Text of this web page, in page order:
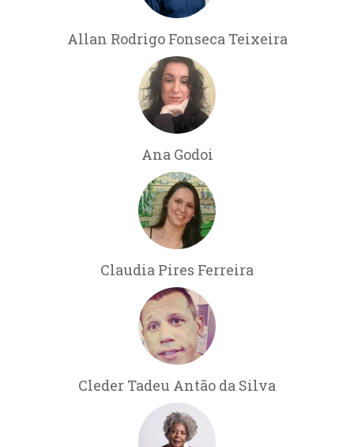
Allan Rodrigo Fonseca Teixeira
Ana Godoi
Claudia Pires Ferreira
Cleder Tadeu Antão da Silva